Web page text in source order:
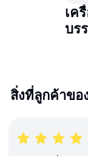
เค
บร
สิ่งที่ลูกค้าขอ